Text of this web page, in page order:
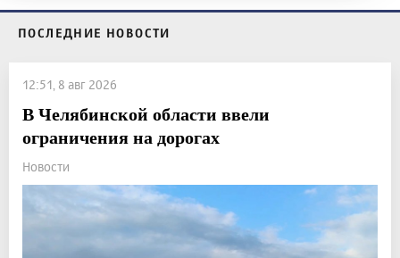
ПОСЛЕДНИЕ НОВОСТИ
12:51, 8 авг 2026
В Челябинской области ввели
ограничения на дорогах
Новости